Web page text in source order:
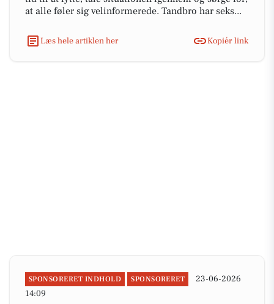
at alle føler sig velinformerede. Tandbro har seks...
Læs hele artiklen her Kopiér link
SPONSORERET INDHOLD SPONSORERET
23-06-2026
14:09